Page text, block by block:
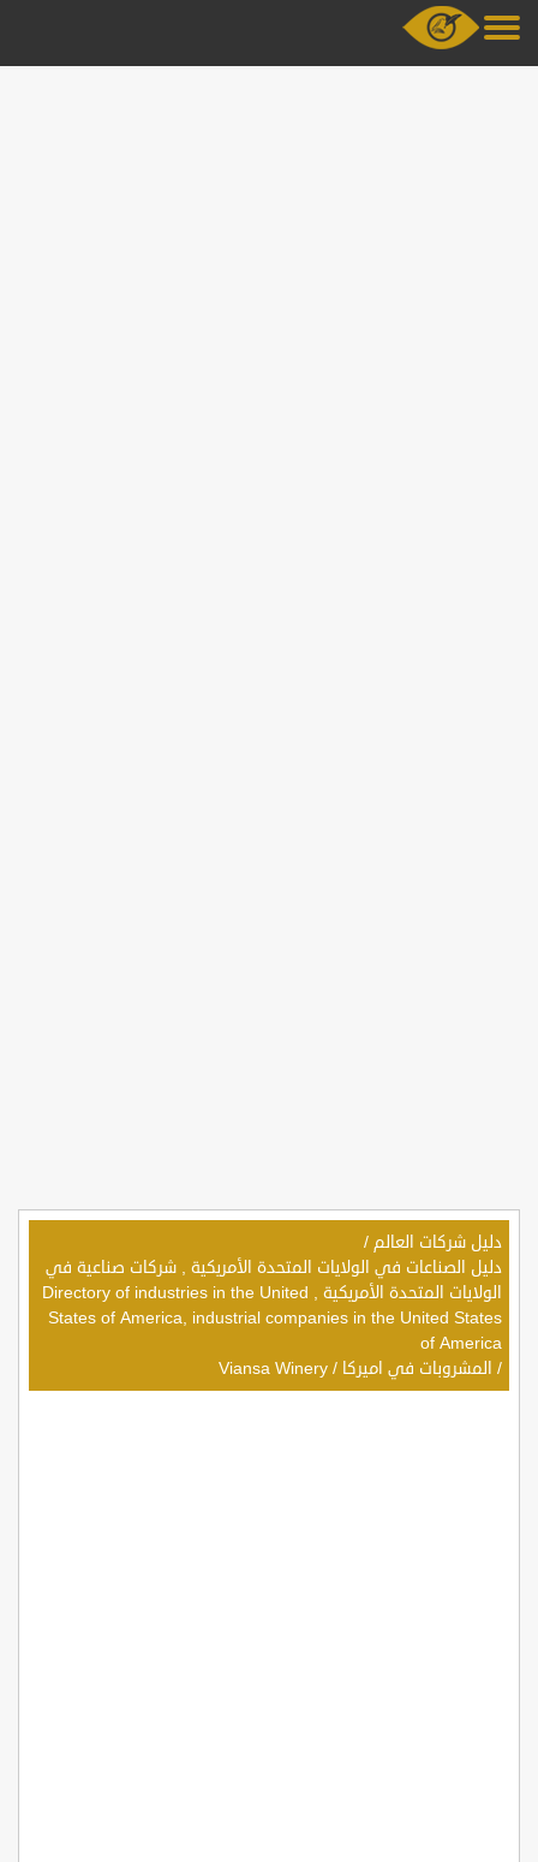
دليل شركات العالم /
دليل الصناعات في الولايات المتحدة الأمريكية , شركات صناعية في
الولايات المتحدة الأمريكية , Directory of industries in the United
States of America, industrial companies in the United States
of America
/ المشروبات في اميركا /
Viansa Winery